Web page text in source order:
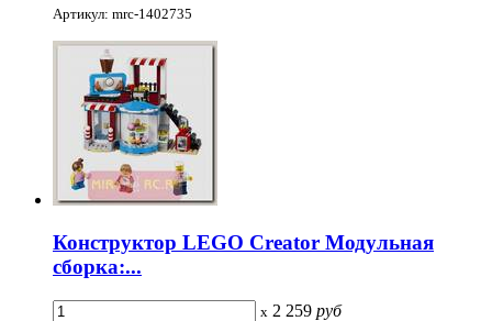
Артикул: mrc-1402735
Конструктор LEGO Creator Модульная
сборка:...
x 2 259 руб